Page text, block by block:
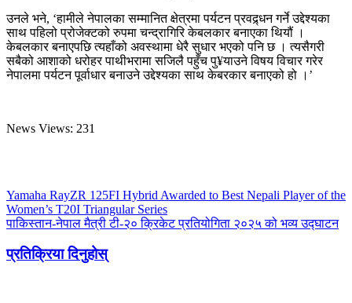
उनले भने, ‘हामीले नेपालका सम्मानित क्षेत्रमा पर्यटन प्रवद्र्धन गर्ने उद्देश्यका
साथ पहिलो प्रोजेक्टको रुपमा चन्द्रागिरि केबलकार बनाएका थियौं ।
केबलकार बनाएपछि त्यहाँको अवस्थामा धेरै सुधार भएको पनि छ । त्यसैगरी
सबैको आशाको धरोहर पाथीभरामा सजिलै पहुँच पु¥याउने विषय विचार गरेर
नेपालमा पर्यटन पूर्वाधार बनाउने उद्देश्यका साथ केबरकार बनाएको हो ।’
News Views: 231
Yamaha RayZR 125FI Hybrid Awarded to Best Nepali Player of the
Women’s T20I Triangular Series
पाकिस्तान-नेपाल मैत्री टी-२० क्रिकेट प्रतियोगिता २०२५ को भव्य उद्घाटन
प्रतिक्रिया दिनुहोस्